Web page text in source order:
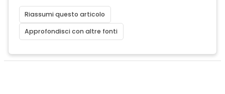
Riassumi questo articolo
Approfondisci con altre fonti